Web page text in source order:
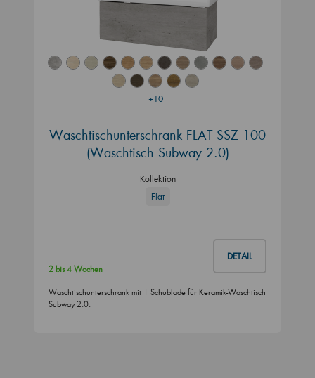
+10
Waschtischunterschrank FLAT SSZ 100
(Waschtisch Subway 2.0)
Kollektion
Flat
DETAIL
2 bis 4 Wochen
Waschtischunterschrank mit 1 Schublade für Keramik-Waschtisch
Subway 2.0.